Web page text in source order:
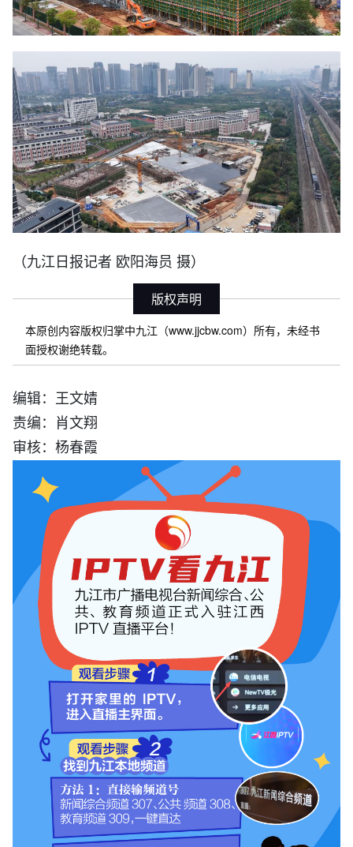
（九江日报记者 欧阳海员 摄）
版权声明
本原创内容版权归掌中九江（www.jjcbw.com）所有，未经书
面授权谢绝转载。
编辑：王文婧
责编：肖文翔
审核：杨春霞